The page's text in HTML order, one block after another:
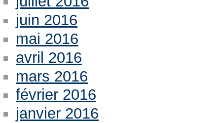
juin 2016
mai 2016
avril 2016
mars 2016
février 2016
janvier 2016